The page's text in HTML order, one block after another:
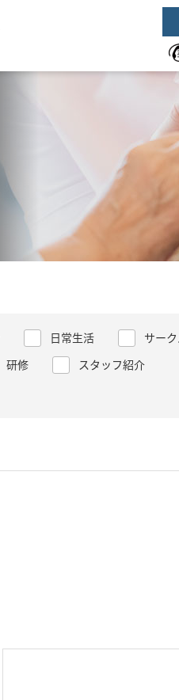
日常生活
サー
研修
スタッフ紹介